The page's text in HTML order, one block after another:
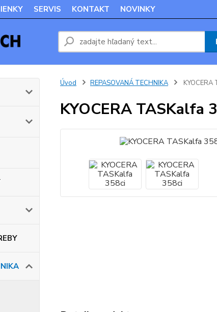
SERVIS KONTAKT NOVINKY
Úvod REPASOVANÁ TECHNIKA
KYOCERA TASKalfa